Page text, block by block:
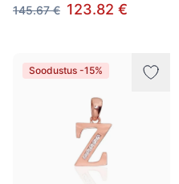
145.67 € 123.82 €
Soodustus -15%